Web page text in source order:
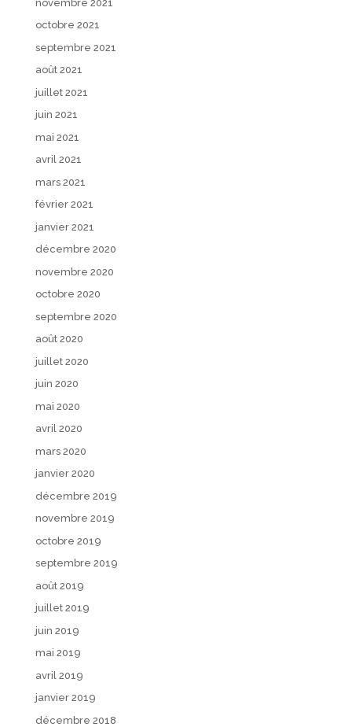
novembre 2021
octobre 2021
septembre 2021
août 2021
juillet 2021
juin 2021
mai 2021
avril 2021
mars 2021
février 2021
janvier 2021
décembre 2020
novembre 2020
octobre 2020
septembre 2020
août 2020
juillet 2020
juin 2020
mai 2020
avril 2020
mars 2020
janvier 2020
décembre 2019
novembre 2019
octobre 2019
septembre 2019
août 2019
juillet 2019
juin 2019
mai 2019
avril 2019
janvier 2019
décembre 2018